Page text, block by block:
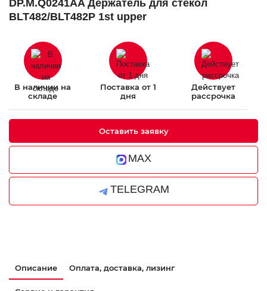
DP.M.Q0241AA Держатель для стекол
BLT482/BLT482P 1st upper
В наличии на
складе
Поставка от 1
дня
Действует
рассрочка
Оставить заявку
MAX
TELEGRAM
Описание Оплата, доставка, лизинг